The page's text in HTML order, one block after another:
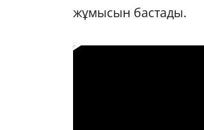
жұмысын бастады.